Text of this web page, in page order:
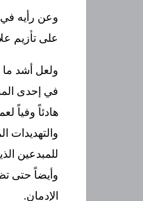
وعن رأيه في
على تأزيم
ولعل أشد ما
في إحدى
هادئاً وفياً
والتهديدات
للمبدعين
وأيضاً حتى
الإدمان.